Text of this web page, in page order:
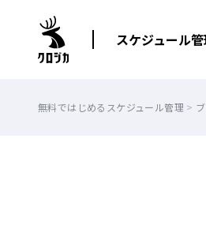
スケジュール
無料ではじめるスケジュール管理 >